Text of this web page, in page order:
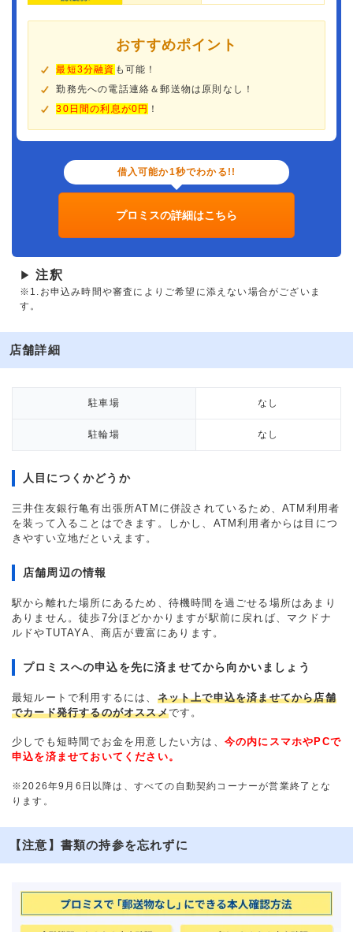
おすすめポイント
最短3分融資 も可能！
勤務先への電話連絡＆郵送物は原則なし！
30日間の利息が0円 ！
借入可能か1秒でわかる!!
プロミスの詳細はこちら
▶ 注釈
※1.お申込み時間や審査によりご希望に添えない場合がございま
す。
店舗詳細
駐車場 なし
駐輪場 なし
人目につくかどうか
三井住友銀行亀有出張所ATMに併設されているため、ATM利用者
を装って入ることはできます。しかし、ATM利用者からは目につ
きやすい立地だといえます。
店舗周辺の情報
駅から離れた場所にあるため、待機時間を過ごせる場所はあまり
ありません。徒歩7分ほどかかりますが駅前に戻れば、マクドナ
ルドやTUTAYA、商店が豊富にあります。
プロミスへの申込を先に済ませてから向かいましょう
最短ルートで利用するには、 ネット上で申込を済ませてから店舗
でカード発行するのがオススメです。
少しでも短時間でお金を用意したい方は、 今の内にスマホやPCで
申込を済ませておいてください。
※2026年9月6日以降は、すべての自動契約コーナーが営業終了とな
ります。
【注意】書類の持参を忘れずに